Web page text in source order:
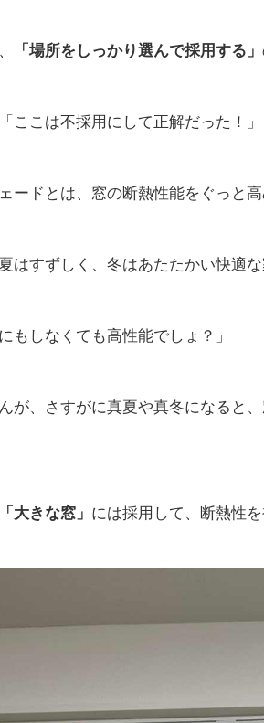
「場所をしっかり選んで採用する」
ここは不採用にして正解だった！
ードとは、窓の断熱性能をぐっと高
はすずしく、冬はあたたかい快適な
もしなくても高性能でしょ？」
が、さすがに真夏や真冬になると
「大きな窓」 には採用して、断熱性